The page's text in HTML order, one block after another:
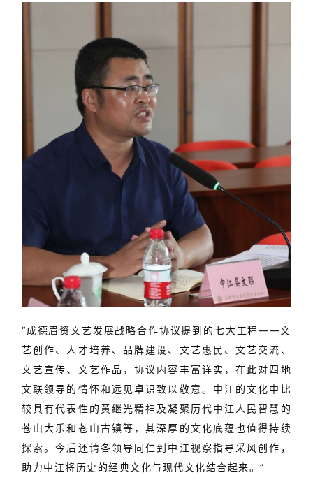
“成德眉资文艺发展战略合作协议提到的七大工程——文
艺创作、人才培养、品牌建设、文艺惠民、文艺交流、
文艺宣传、文艺作品，协议内容丰富详实，在此对四地
文联领导的情怀和远见卓识致以敬意。中江的文化中比
较具有代表性的黄继光精神及凝聚历代中江人民智慧的
苍山大乐和苍山古镇等，其深厚的文化底蕴也值得持续
探索。今后还请各领导同仁到中江视察指导采风创作，
助力中江将历史的经典文化与现代文化结合起来。”